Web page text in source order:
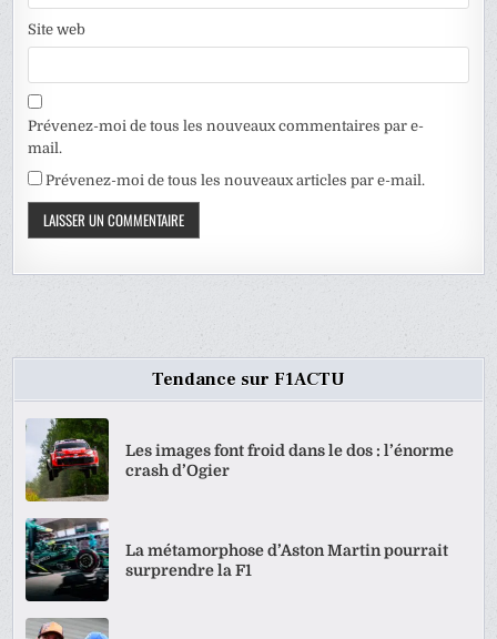
Site web
Prévenez-moi de tous les nouveaux commentaires par e-
mail.
Prévenez-moi de tous les nouveaux articles par e-mail.
Tendance sur F1ACTU
Les images font froid dans le dos : l’énorme
crash d’Ogier
La métamorphose d’Aston Martin pourrait
surprendre la F1